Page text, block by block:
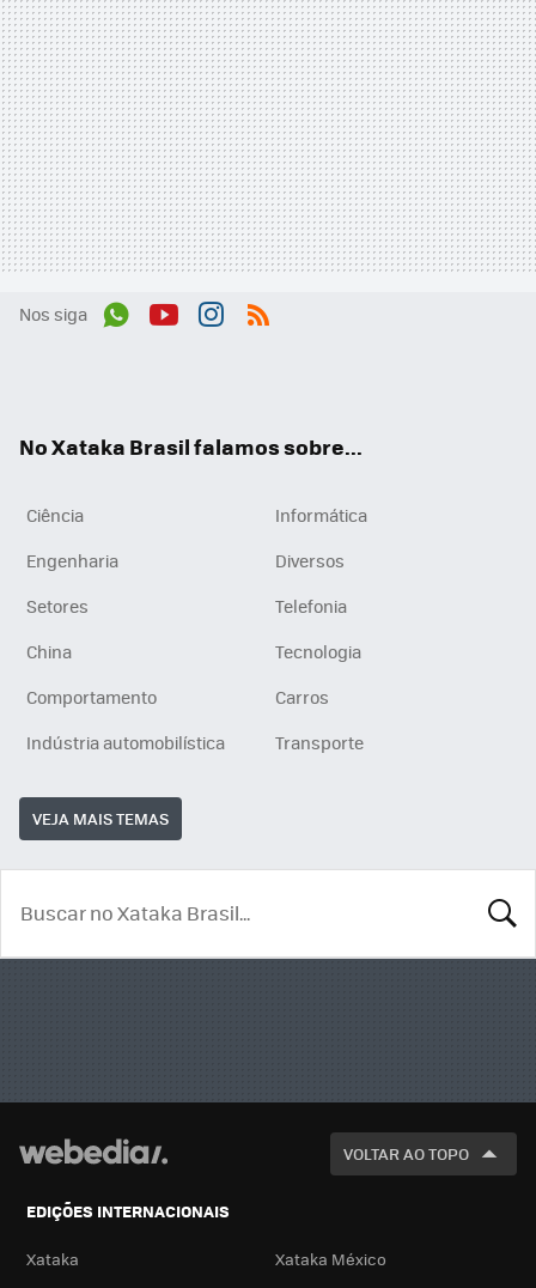
Nos siga
No Xataka Brasil falamos sobre...
Ciência
Informática
Engenharia
Diversos
Setores
Telefonia
China
Tecnologia
Comportamento
Carros
Indústria automobilística
Transporte
VEJA MAIS TEMAS
VOLTAR AO TOPO
EDIÇÕES INTERNACIONAIS
Xataka Xataka México